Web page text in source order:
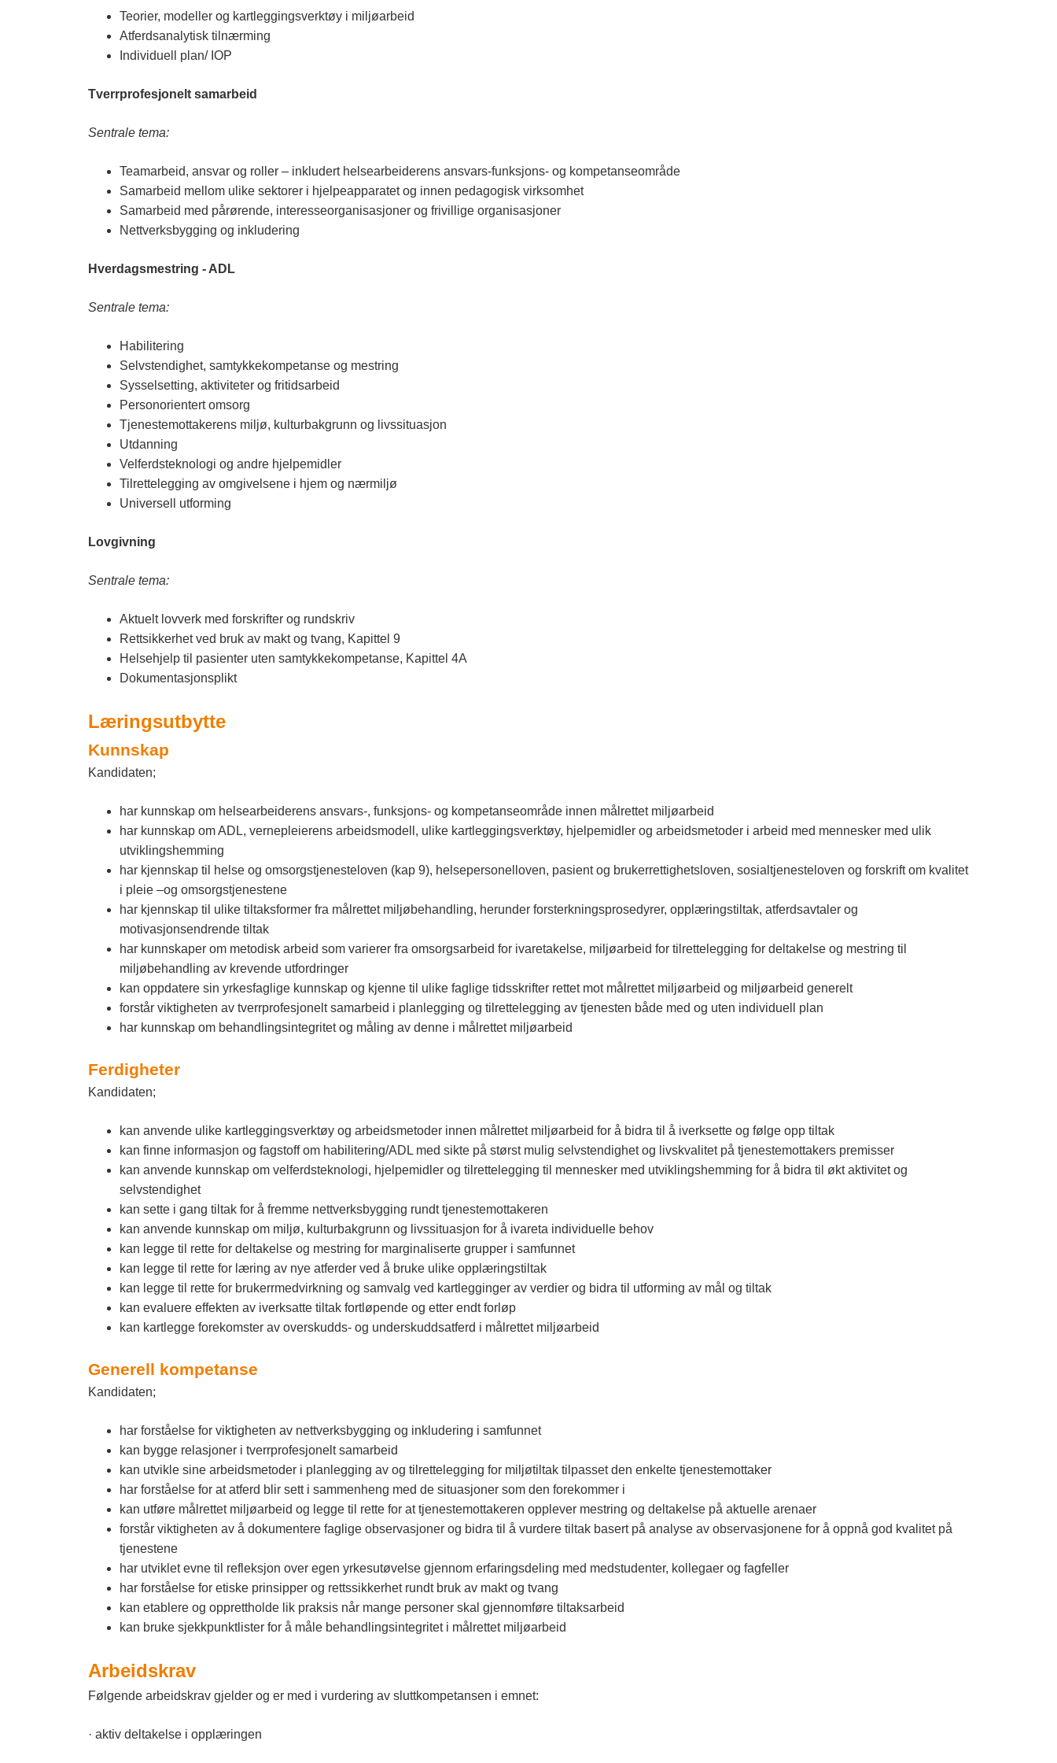
Teorier, modeller og kartleggingsverktøy i miljøarbeid
Atferdsanalytisk tilnærming
Individuell plan/ IOP
Tverrprofesjonelt samarbeid
Sentrale tema:
Teamarbeid, ansvar og roller – inkludert helsearbeiderens ansvars-funksjons- og kompetanseområde
Samarbeid mellom ulike sektorer i hjelpeapparatet og innen pedagogisk virksomhet
Samarbeid med pårørende, interesseorganisasjoner og frivillige organisasjoner
Nettverksbygging og inkludering
Hverdagsmestring - ADL
Sentrale tema:
Habilitering
Selvstendighet, samtykkekompetanse og mestring
Sysselsetting, aktiviteter og fritidsarbeid
Personorientert omsorg
Tjenestemottakerens miljø, kulturbakgrunn og livssituasjon
Utdanning
Velferdsteknologi og andre hjelpemidler
Tilrettelegging av omgivelsene i hjem og nærmiljø
Universell utforming
Lovgivning
Sentrale tema:
Aktuelt lovverk med forskrifter og rundskriv
Rettsikkerhet ved bruk av makt og tvang, Kapittel 9
Helsehjelp til pasienter uten samtykkekompetanse, Kapittel 4A
Dokumentasjonsplikt
Læringsutbytte
Kunnskap
Kandidaten;
har kunnskap om helsearbeiderens ansvars-, funksjons- og kompetanseområde innen målrettet miljøarbeid
har kunnskap om ADL, vernepleierens arbeidsmodell, ulike kartleggingsverktøy, hjelpemidler og arbeidsmetoder i arbeid med mennesker med ulik
utviklingshemming
har kjennskap til helse og omsorgstjenesteloven (kap 9), helsepersonelloven, pasient og brukerrettighetsloven, sosialtjenesteloven og forskrift om kvalitet
i pleie –og omsorgstjenestene
har kjennskap til ulike tiltaksformer fra målrettet miljøbehandling, herunder forsterkningsprosedyrer, opplæringstiltak, atferdsavtaler og
motivasjonsendrende tiltak
har kunnskaper om metodisk arbeid som varierer fra omsorgsarbeid for ivaretakelse, miljøarbeid for tilrettelegging for deltakelse og mestring til
miljøbehandling av krevende utfordringer
kan oppdatere sin yrkesfaglige kunnskap og kjenne til ulike faglige tidsskrifter rettet mot målrettet miljøarbeid og miljøarbeid generelt
forstår viktigheten av tverrprofesjonelt samarbeid i planlegging og tilrettelegging av tjenesten både med og uten individuell plan
har kunnskap om behandlingsintegritet og måling av denne i målrettet miljøarbeid
Ferdigheter
Kandidaten;
kan anvende ulike kartleggingsverktøy og arbeidsmetoder innen målrettet miljøarbeid for å bidra til å iverksette og følge opp tiltak
kan finne informasjon og fagstoff om habilitering/ADL med sikte på størst mulig selvstendighet og livskvalitet på tjenestemottakers premisser
kan anvende kunnskap om velferdsteknologi, hjelpemidler og tilrettelegging til mennesker med utviklingshemming for å bidra til økt aktivitet og
selvstendighet
kan sette i gang tiltak for å fremme nettverksbygging rundt tjenestemottakeren
kan anvende kunnskap om miljø, kulturbakgrunn og livssituasjon for å ivareta individuelle behov
kan legge til rette for deltakelse og mestring for marginaliserte grupper i samfunnet
kan legge til rette for læring av nye atferder ved å bruke ulike opplæringstiltak
kan legge til rette for brukerrmedvirkning og samvalg ved kartlegginger av verdier og bidra til utforming av mål og tiltak
kan evaluere effekten av iverksatte tiltak fortløpende og etter endt forløp
kan kartlegge forekomster av overskudds- og underskuddsatferd i målrettet miljøarbeid
Generell kompetanse
Kandidaten;
har forståelse for viktigheten av nettverksbygging og inkludering i samfunnet
kan bygge relasjoner i tverrprofesjonelt samarbeid
kan utvikle sine arbeidsmetoder i planlegging av og tilrettelegging for miljøtiltak tilpasset den enkelte tjenestemottaker
har forståelse for at atferd blir sett i sammenheng med de situasjoner som den forekommer i
kan utføre målrettet miljøarbeid og legge til rette for at tjenestemottakeren opplever mestring og deltakelse på aktuelle arenaer
forstår viktigheten av å dokumentere faglige observasjoner og bidra til å vurdere tiltak basert på analyse av observasjonene for å oppnå god kvalitet på
tjenestene
har utviklet evne til refleksjon over egen yrkesutøvelse gjennom erfaringsdeling med medstudenter, kollegaer og fagfeller
har forståelse for etiske prinsipper og rettssikkerhet rundt bruk av makt og tvang
kan etablere og opprettholde lik praksis når mange personer skal gjennomføre tiltaksarbeid
kan bruke sjekkpunktlister for å måle behandlingsintegritet i målrettet miljøarbeid
Arbeidskrav
Følgende arbeidskrav gjelder og er med i vurdering av sluttkompetansen i emnet:
· aktiv deltakelse i opplæringen